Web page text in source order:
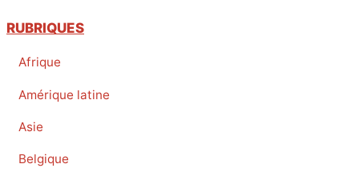
RUBRIQUES
Afrique
Amérique latine
Asie
Belgique